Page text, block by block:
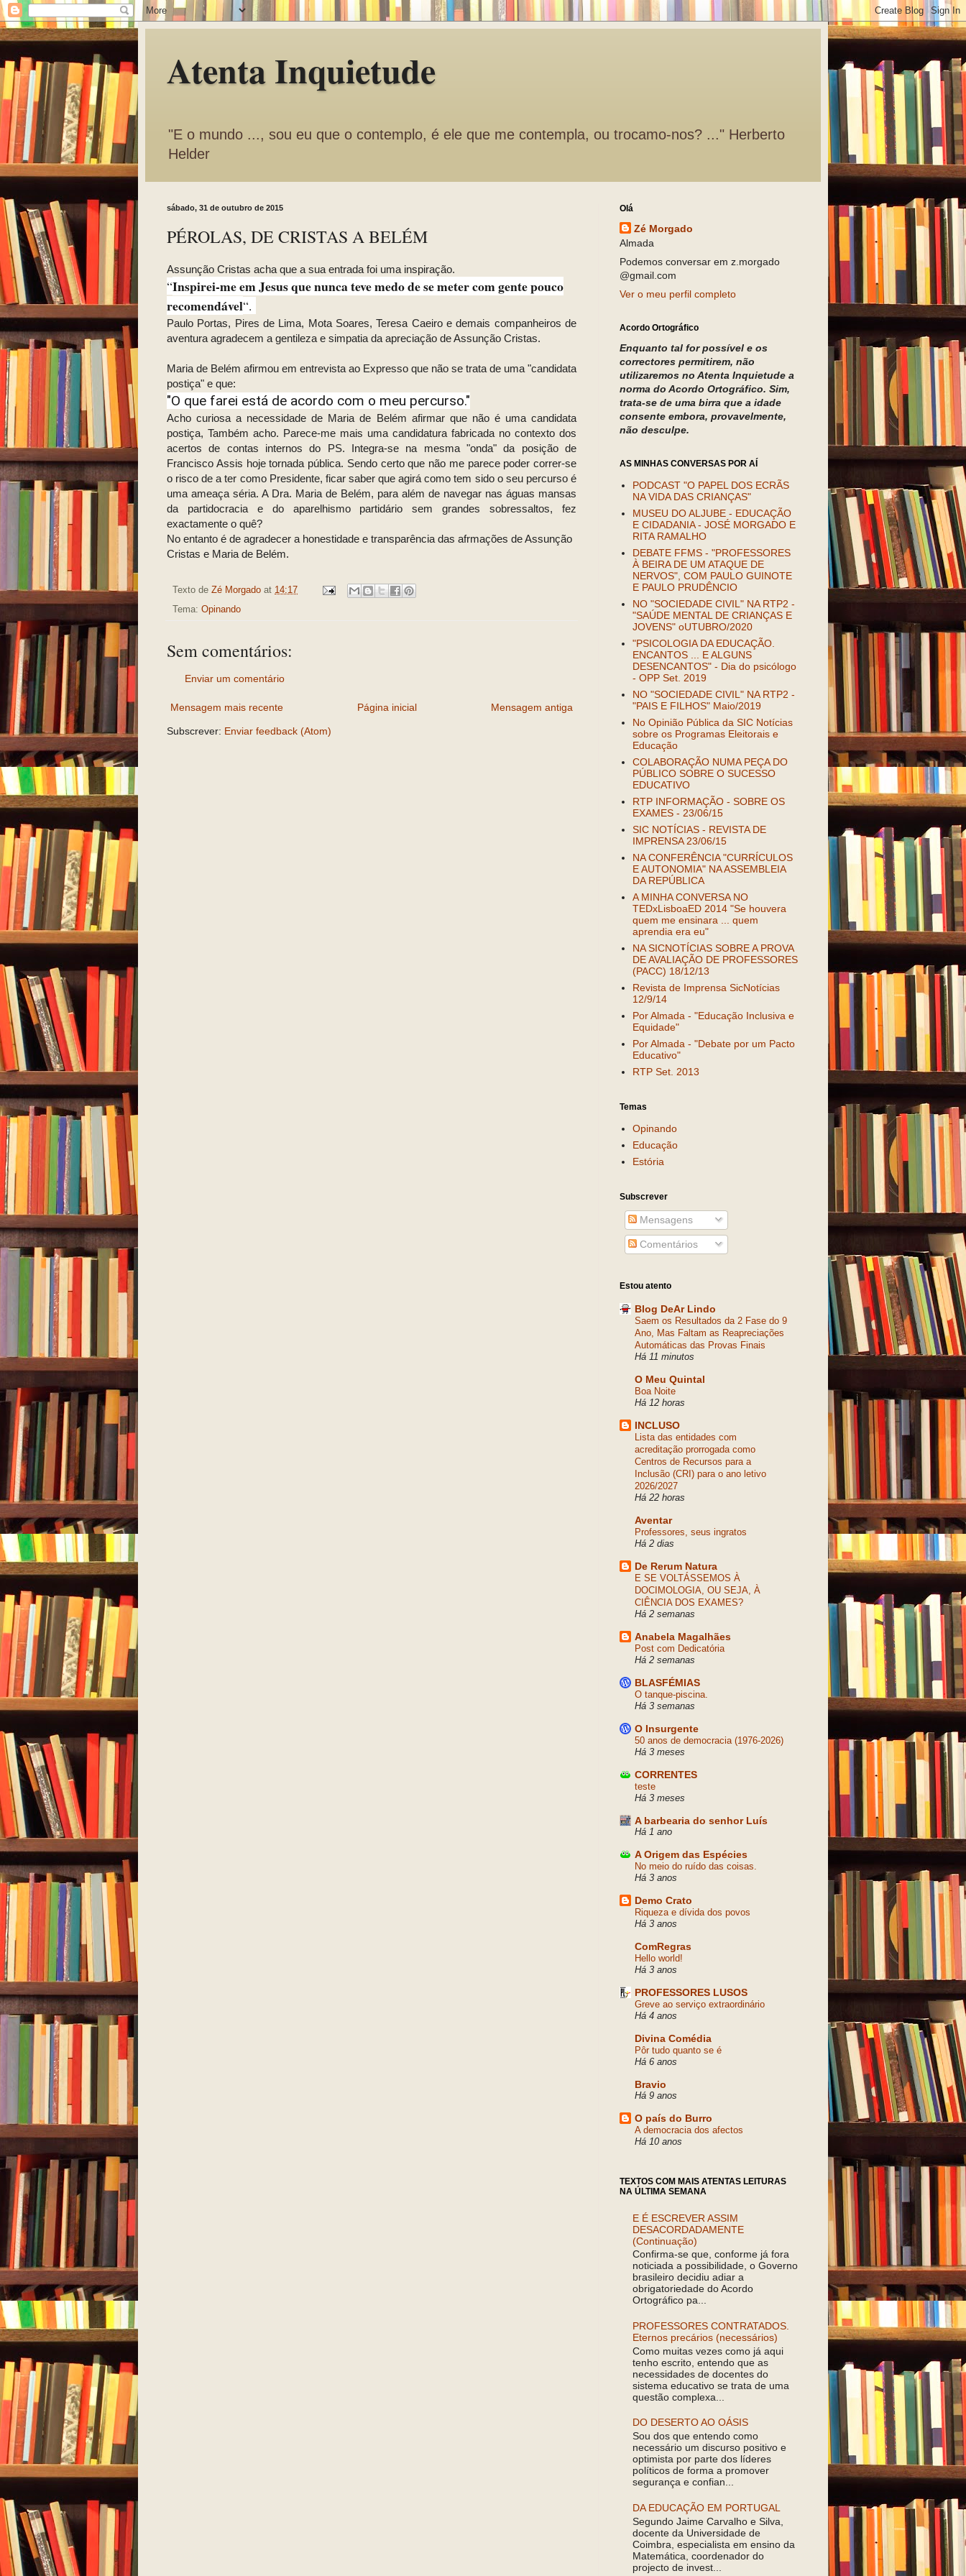
Atenta Inquietude
"E o mundo ..., sou eu que o contemplo, é ele que me contempla, ou trocamo-nos? ..." Herberto
Helder
sábado, 31 de outubro de 2015
PÉROLAS, DE CRISTAS A BELÉM
Assunção Cristas acha que a sua entrada foi uma inspiração.
“Inspirei-me em Jesus que nunca teve medo de se meter com gente pouco
recomendável“.
Paulo Portas, Pires de Lima, Mota Soares, Teresa Caeiro e demais companheiros de
aventura agradecem a gentileza e simpatia da apreciação de Assunção Cristas.
Maria de Belém afirmou em entrevista ao Expresso que não se trata de uma "candidata
postiça" e que:
"O que farei está de acordo com o meu percurso."
Acho curiosa a necessidade de Maria de Belém afirmar que não é uma candidata
postiça, Também acho. Parece-me mais uma candidatura fabricada no contexto dos
acertos de contas internos do PS. Integra-se na mesma "onda" da posição de
Francisco Assis hoje tornada pública. Sendo certo que não me parece poder correr-se
o risco de a ter como Presidente, ficar saber que agirá como tem sido o seu percurso é
uma ameaça séria. A Dra. Maria de Belém, para além de navegar nas águas mansas
da partidocracia e do aparelhismo partidário sem grandes sobressaltos, fez
exactamente o quê?
No entanto é de agradecer a honestidade e transparência das afrmações de Assunção
Cristas e Maria de Belém.
Texto de Zé Morgado at 14:17
Tema: Opinando
Sem comentários:
Enviar um comentário
Mensagem mais recente Mensagem antiga
Página inicial
Subscrever: Enviar feedback (Atom)
Olá
Zé Morgado
Almada
Podemos conversar em z.morgado
@gmail.com
Ver o meu perfil completo
Acordo Ortográfico
Enquanto tal for possível e os
correctores permitirem, não
utilizaremos no Atenta Inquietude a
norma do Acordo Ortográfico. Sim,
trata-se de uma birra que a idade
consente embora, provavelmente,
não desculpe.
AS MINHAS CONVERSAS POR AÍ
PODCAST "O PAPEL DOS ECRÃS
NA VIDA DAS CRIANÇAS"
MUSEU DO ALJUBE - EDUCAÇÃO
E CIDADANIA - JOSÉ MORGADO E
RITA RAMALHO
DEBATE FFMS - "PROFESSORES
À BEIRA DE UM ATAQUE DE
NERVOS", COM PAULO GUINOTE
E PAULO PRUDÊNCIO
NO "SOCIEDADE CIVIL" NA RTP2 -
"SAÚDE MENTAL DE CRIANÇAS E
JOVENS" oUTUBRO/2020
"PSICOLOGIA DA EDUCAÇÃO.
ENCANTOS ... E ALGUNS
DESENCANTOS" - Dia do psicólogo
- OPP Set. 2019
NO "SOCIEDADE CIVIL" NA RTP2 -
"PAIS E FILHOS" Maio/2019
No Opinião Pública da SIC Notícias
sobre os Programas Eleitorais e
Educação
COLABORAÇÃO NUMA PEÇA DO
PÚBLICO SOBRE O SUCESSO
EDUCATIVO
RTP INFORMAÇÃO - SOBRE OS
EXAMES - 23/06/15
SIC NOTÍCIAS - REVISTA DE
IMPRENSA 23/06/15
NA CONFERÊNCIA "CURRÍCULOS
E AUTONOMIA" NA ASSEMBLEIA
DA REPÚBLICA
A MINHA CONVERSA NO
TEDxLisboaED 2014 "Se houvera
quem me ensinara ... quem
aprendia era eu"
NA SICNOTÍCIAS SOBRE A PROVA
DE AVALIAÇÃO DE PROFESSORES
(PACC) 18/12/13
Revista de Imprensa SicNotícias
12/9/14
Por Almada - "Educação Inclusiva e
Equidade"
Por Almada - "Debate por um Pacto
Educativo"
RTP Set. 2013
Temas
Opinando
Educação
Estória
Subscrever
Mensagens
Comentários
Estou atento
Blog DeAr Lindo
Saem os Resultados da 2 Fase do 9
Ano, Mas Faltam as Reapreciações
Automáticas das Provas Finais
Há 11 minutos
O Meu Quintal
Boa Noite
Há 12 horas
INCLUSO
Lista das entidades com
acreditação prorrogada como
Centros de Recursos para a
Inclusão (CRI) para o ano letivo
2026/2027
Há 22 horas
Aventar
Professores, seus ingratos
Há 2 dias
De Rerum Natura
E SE VOLTÁSSEMOS À
DOCIMOLOGIA, OU SEJA, À
CIÊNCIA DOS EXAMES?
Há 2 semanas
Anabela Magalhães
Post com Dedicatória
Há 2 semanas
BLASFÉMIAS
O tanque-piscina.
Há 3 semanas
O Insurgente
50 anos de democracia (1976-2026)
Há 3 meses
CORRENTES
teste
Há 3 meses
A barbearia do senhor Luís
Há 1 ano
A Origem das Espécies
No meio do ruído das coisas.
Há 3 anos
Demo Crato
Riqueza e dívida dos povos
Há 3 anos
ComRegras
Hello world!
Há 3 anos
PROFESSORES LUSOS
Greve ao serviço extraordinário
Há 4 anos
Divina Comédia
Pôr tudo quanto se é
Há 6 anos
Bravio
Há 9 anos
O país do Burro
A democracia dos afectos
Há 10 anos
TEXTOS COM MAIS ATENTAS LEITURAS
NA ÚLTIMA SEMANA
E É ESCREVER ASSIM
DESACORDADAMENTE
(Continuação)
Confirma-se que, conforme já fora
noticiada a possibilidade, o Governo
brasileiro decidiu adiar a
obrigatoriedade do Acordo
Ortográfico pa...
PROFESSORES CONTRATADOS.
Eternos precários (necessários)
Como muitas vezes como já aqui
tenho escrito, entendo que as
necessidades de docentes do
sistema educativo se trata de uma
questão complexa...
DO DESERTO AO OÁSIS
Sou dos que entendo como
necessário um discurso positivo e
optimista por parte dos líderes
políticos de forma a promover
segurança e confian...
DA EDUCAÇÃO EM PORTUGAL
Segundo Jaime Carvalho e Silva,
docente da Universidade de
Coimbra, especialista em ensino da
Matemática, coordenador do
projecto de invest...